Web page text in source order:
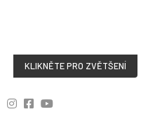
KLIKNĚTE PRO ZVĚTŠENÍ